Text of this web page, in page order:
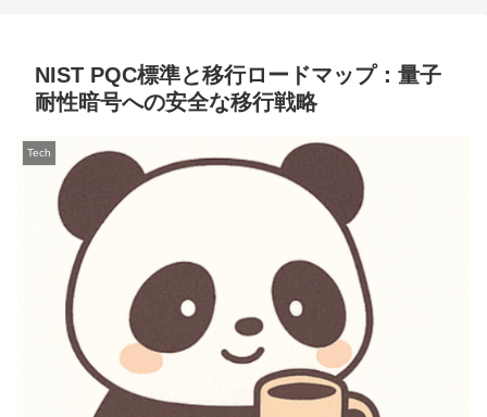
NIST PQC標準と移行ロードマップ：量子
耐性暗号への安全な移行戦略
Tech